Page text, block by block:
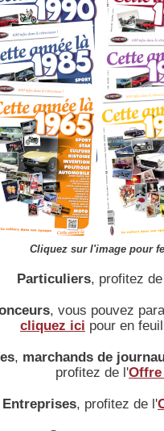
Articles 1 à 1 / 1
Conseiller à un ami
Cliquez sur l'image pour
Particuliers, profitez
, vous pouvez
cliquez ici pour en
, marchands de
profitez de l'
Entreprises, profitez de l'